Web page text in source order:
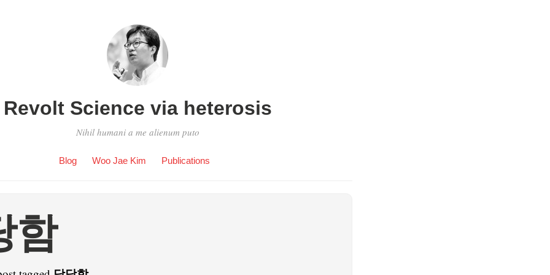
Revolt Science via heterosis
Nihil humani a me alienum puto
Blog Woo Jae Kim Publications
함